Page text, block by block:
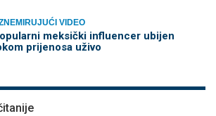
VIDEO
meksički influencer ubijen
prijenosa uživo